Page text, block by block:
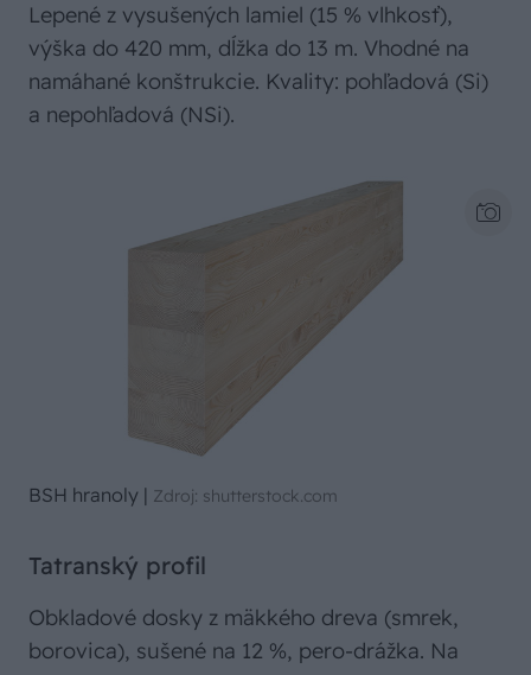
Lepené z vysušených lamiel (15 % vlhkosť),
výška do 420 mm, dĺžka do 13 m. Vhodné na
namáhané konštrukcie. Kvality: pohľadová (Si)
a nepohľadová (NSi).
BSH hranoly | Zdroj: shutterstock.com
Tatranský profil
Obkladové dosky z mäkkého dreva (smrek,
borovica), sušené na 12 %, pero-drážka. Na